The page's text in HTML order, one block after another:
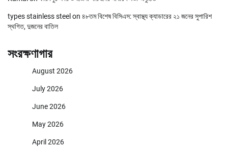
types stainless steel on ৪৮তম বিশেষ বিসিএস: স্বাস্থ্য ক্যাডারের ২১ জনের সুপারিশ
স্থগিত, দুজনের বাতিল
সংরক্ষণাগার
August 2026
July 2026
June 2026
May 2026
April 2026